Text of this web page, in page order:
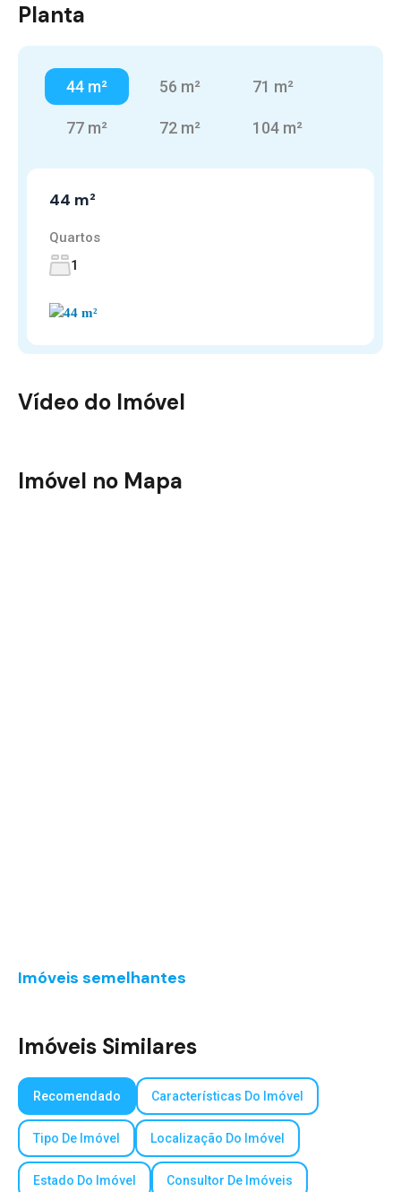
Planta
44 m² 56 m² 71 m²
77 m² 72 m² 104 m²
44 m²
Quartos
1
Vídeo do Imóvel
Liv Urban Marista
Imóvel no Mapa
Imóveis semelhantes
Imóveis Similares
Recomendado Características Do Imóvel
Tipo De Imóvel Localização Do Imóvel
Estado Do Imóvel Consultor De Imóveis